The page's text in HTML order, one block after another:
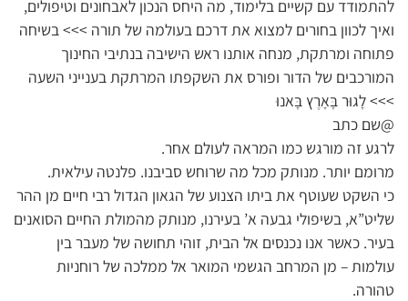
להתמודד עם קשיים בלימוד, מה היחס הנכון לאבחונים וטיפולים,
ואיך לכוון בחורים למצוא את דרכם בעולמה של תורה >>> בשיחה
פתוחה ומרתקת, מנחה אותנו ראש הישיבה בנתיבי החינוך
המורכבים של הדור ופורס את השקפתו המרתקת בענייני השעה
>>> לָגוּר בָּאָרֶץ בָּאנוּ
@שם כתב
לרגע זה מורגש כמו המראה לעולם אחר.
מרומם יותר. מנותק מכל מה שרוחש סביבנו. פלנטה עילאית.
כי השקט שעוטף את ביתו הצנוע של הגאון הגדול רבי חיים מן ההר
שליט”א, בשיפולי גבעה א’ בעירנו, מנותק מהמולת החיים הסואנים
בעיר. כאשר אנו נכנסים אל הבית, זוהי תחושה של מעבר בין
עולמות – מן המרחב הגשמי המואר אל ממלכה של רוחניות
טהורה.